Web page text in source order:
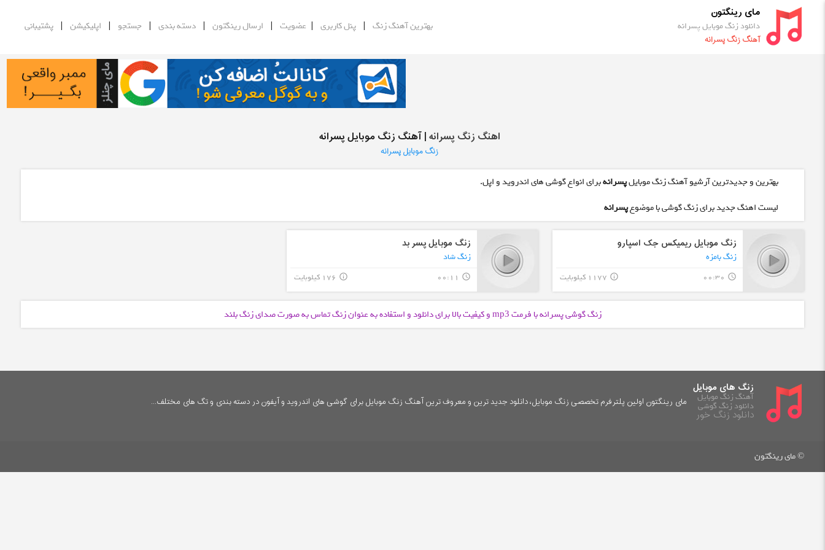
مای رینگتون
دانلود زنگ موبایل پسرانه
آهنگ زنگ پسرانه
بهترین آهنگ زنگ |پنل کاربری | عضویت | ارسال رینگتون |دسته بندی | جستجو | اپلیکیشن |پشتیبانی
اهنگ زنگ پسرانه| آهنگ زنگ موبایل پسرانه
زنگ موبایل پسرانه
بهترین و جدیدترین آرشیو آهنگ زنگ موبایلپسرانهبرای انواع گوشی های اندروید و اپل.
لیست اهنگ جدید برای زنگ گوشی با موضوعپسرانه
زنگ موبایل ریمیکس جک اسپارو
زنگ بامزه
query_builder
00:30 1177 کیلوبایت info_outline
زنگ موبایل پسر بد
زنگ شاد
query_builder
00:11 176 کیلوبایت info_outline
زنگ گوشی پسرانه با فرمت mp3 و کیفیت بالا برای دانلود و استفاده به عنوان زنگ تماس به صورت صدای زنگ بلند
زنگ های موبایل
آهنگ زنگ موبایل
دانلود زنگ گوشی
دانلود زنگ خور
مای رینگتون اولین پلترفرم تخصصی زنگ موبایل، دانلود جدید ترین و معروف ترین آهنگ زنگ موبایل برای گوشی های اندروید و آیفون در دسته بندی و تگ های مختلف...
© مای رینگتون